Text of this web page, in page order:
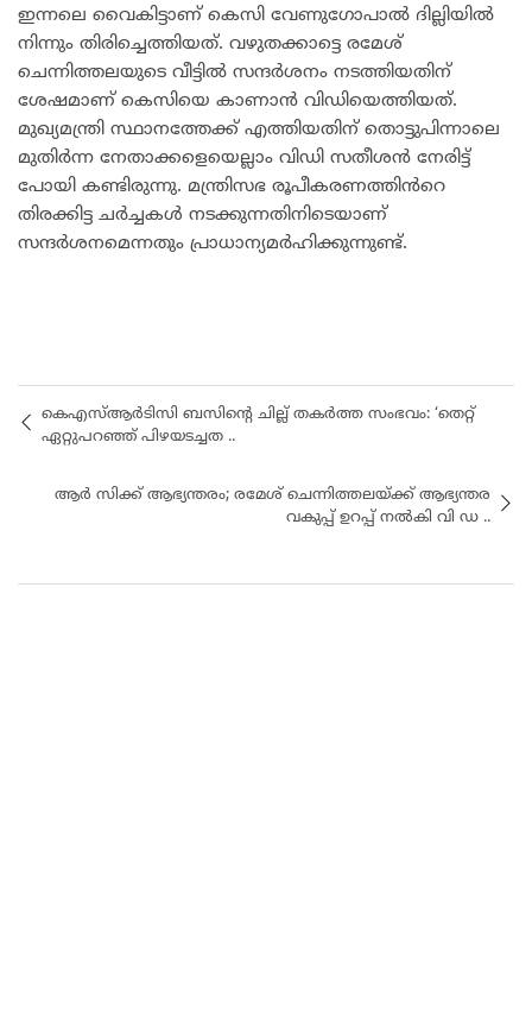
ഇന്നലെ വൈകിട്ടാണ് കെസി വേണുഗോപാൽ ദില്ലിയിൽ
നിന്നും തിരിച്ചെത്തിയത്. വഴുതക്കാട്ടെ രമേശ്
ചെന്നിത്തലയുടെ വീട്ടിൽ സന്ദർശനം നടത്തിയതിന്
ശേഷമാണ് കെസിയെ കാണാൻ വിഡിയെത്തിയത്.
മുഖ്യമന്ത്രി സ്ഥാനത്തേക്ക് എത്തിയതിന് തൊട്ടുപിന്നാലെ
മുതിർന്ന നേതാക്കളെയെല്ലാം വിഡി സതീശൻ നേരിട്ട്
പോയി കണ്ടിരുന്നു. മന്ത്രിസഭ രൂപീകരണത്തിൻറെ
തിരക്കിട്ട ചർച്ചകൾ നടക്കുന്നതിനിടെയാണ്
സന്ദർശനമെന്നതും പ്രാധാന്യമർഹിക്കുന്നുണ്ട്.
കെഎസ്ആർടിസി ബസിൻ്റെ ചില്ല് തക‍ർത്ത സംഭവം: ‘തെറ്റ്
ഏറ്റുപറഞ്ഞ് പിഴയടച്ചത ..
ആർ സിക്ക് ആഭ്യന്തരം; രമേശ് ചെന്നിത്തലയ്ക്ക് ആഭ്യന്തര
വകുപ്പ് ഉറപ്പ് നൽകി വി ഡ ..